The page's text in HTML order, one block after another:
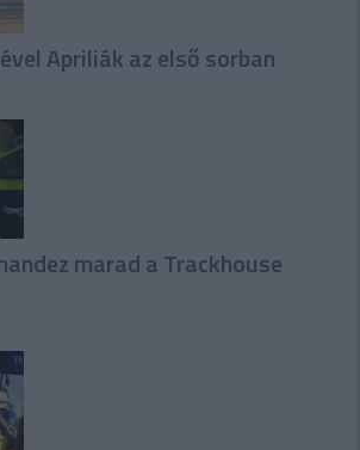
Apriliák az első sorban
marad a Trackhouse